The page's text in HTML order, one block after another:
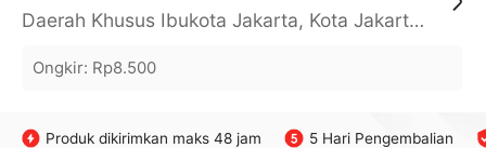
Daerah Khusus Ibukota Jakarta, Kota Jakarta Barat, Cengkareng, yy
Ongkir: Rp8.500
Produk dikirimkan maks 48 jam 5 Hari Pengembalian